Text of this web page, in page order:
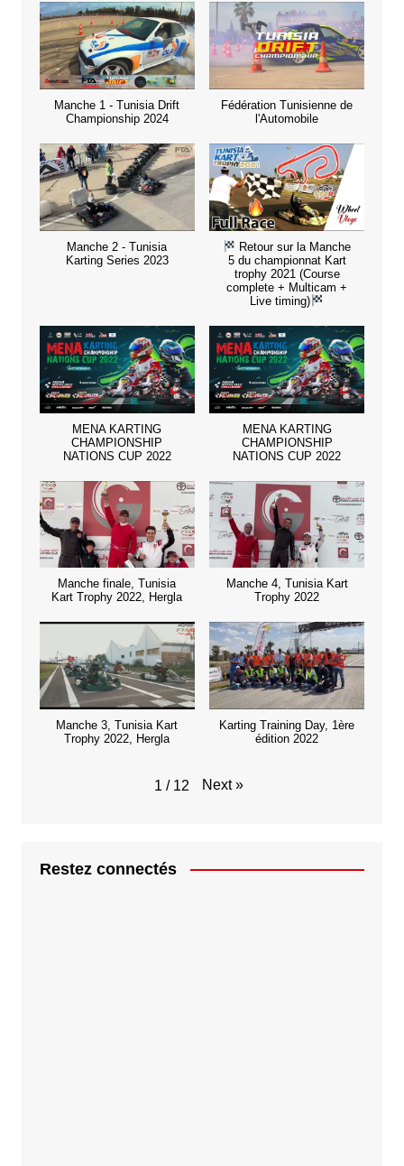
Manche 1 - Tunisia Drift
Championship 2024
Fédération Tunisienne de
l'Automobile
Manche 2 - Tunisia
Karting Series 2023
Retour sur la Manche
5 du championnat Kart
trophy 2021 (Course
complete + Multicam +
Live timing)
MENA KARTING
CHAMPIONSHIP
NATIONS CUP 2022
MENA KARTING
CHAMPIONSHIP
NATIONS CUP 2022
Manche finale, Tunisia
Kart Trophy 2022, Hergla
Manche 4, Tunisia Kart
Trophy 2022
Manche 3, Tunisia Kart
Trophy 2022, Hergla
Karting Training Day, 1ère
édition 2022
1 / 12 Next »
Restez connectés